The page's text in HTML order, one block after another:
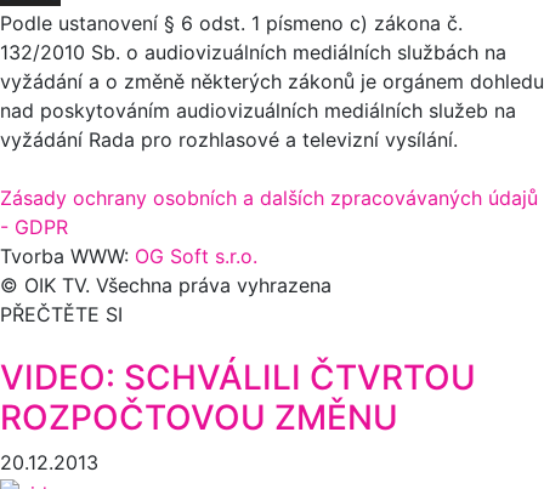
Podle ustanovení § 6 odst. 1 písmeno c) zákona č.
132/2010 Sb. o audiovizuálních mediálních službách na
vyžádání a o změně některých zákonů je orgánem dohledu
nad poskytováním audiovizuálních mediálních služeb na
vyžádání Rada pro rozhlasové a televizní vysílání.
Zásady ochrany osobních a dalších zpracovávaných údajů
- GDPR
Tvorba WWW: OG Soft s.r.o.
© OIK TV. Všechna práva vyhrazena
PŘEČTĚTE SI
VIDEO: SCHVÁLILI ČTVRTOU
ROZPOČTOVOU ZMĚNU
20.12.2013